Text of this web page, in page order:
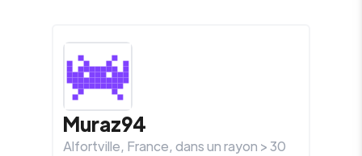
Muraz94
Alfortville, France, dans un rayon >30